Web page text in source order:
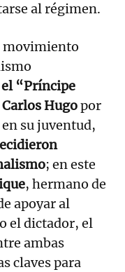
al régimen.
movimiento
el “Príncipe
Hugopor
su juventud,
; en este
, hermano de
apoyar al
el dictador, el
ambas
claves para